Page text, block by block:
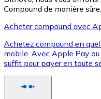
XRP
XRP
Compound de manière
Acheter compound avec
Achetez compound en
mobile. Avec Apple Pay
suffit pour payer en toute